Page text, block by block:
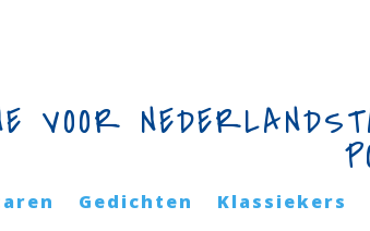
Gedichten Klassiekers